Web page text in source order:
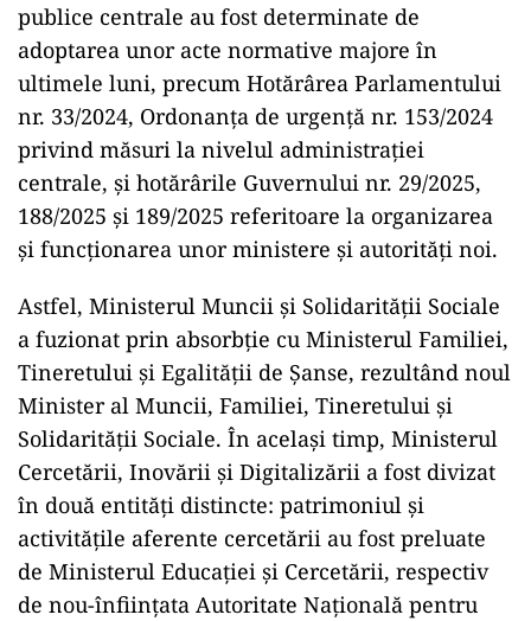
publice centrale au fost determinate de
adoptarea unor acte normative majore în
ultimele luni, precum Hotărârea Parlamentului
nr. 33/2024, Ordonanța de urgență nr. 153/2024
privind măsuri la nivelul administrației
centrale, și hotărârile Guvernului nr. 29/2025,
188/2025 și 189/2025 referitoare la organizarea
și funcționarea unor ministere și autorități noi.
Astfel, Ministerul Muncii și Solidarității Sociale
a fuzionat prin absorbție cu Ministerul Familiei,
Tineretului și Egalității de Șanse, rezultând noul
Minister al Muncii, Familiei, Tineretului și
Solidarității Sociale. În același timp, Ministerul
Cercetării, Inovării și Digitalizării a fost divizat
în două entități distincte: patrimoniul și
activitățile aferente cercetării au fost preluate
de Ministerul Educației și Cercetării, respectiv
de nou-înființata Autoritate Națională pentru